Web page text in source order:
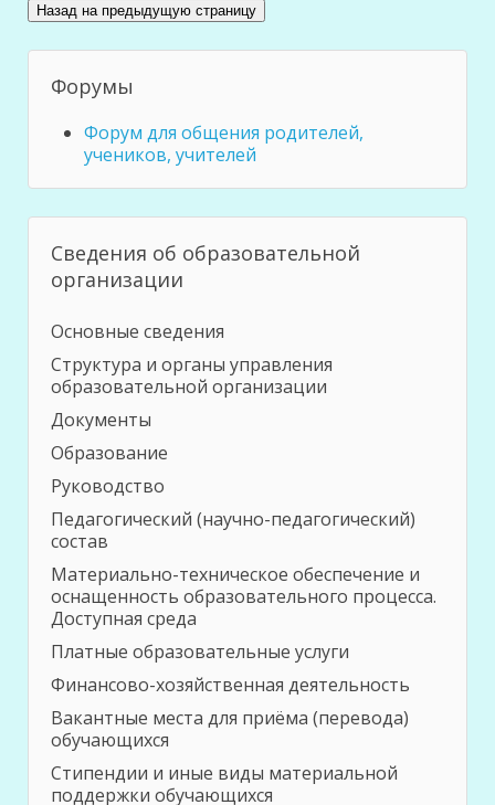
Форумы
Форум для общения родителей,
учеников, учителей
Сведения об образовательной
организации
Основные сведения
Структура и органы управления
образовательной организации
Документы
Образование
Руководство
Педагогический (научно-педагогический)
состав
Материально-техническое обеспечение и
оснащенность образовательного процесса.
Доступная среда
Платные образовательные услуги
Финансово-хозяйственная деятельность
Вакантные места для приёма (перевода)
обучающихся
Стипендии и иные виды материальной
поддержки обучающихся